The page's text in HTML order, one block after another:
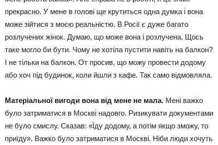
прекрасно. У мене в голові ще крутиться одна думка і вона
може зійтися з моєю реальністю. В Росії є дуже багато
розлучених жінок. Думаю, що може вона і розлучена. Щось
таке могло би бути. Чому не хотіла пустити навіть на балкон?
І не тільки на балкон. От просив, що можу провести додому
або хоч під будинок, коли йшли з кафе. Так само відмовляла.
Матеріальної вигоди вона від мене не мала. Мені важко
було затриматися в Москві надовго. Ризикувати документами
не було смислу. Сказав: «Їду додому, а потім якщо зможу, то
приїду». Важко було затриматися в Москві. Ніби люди хочуть